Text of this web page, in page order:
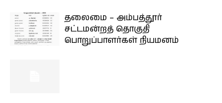
தலைமை – அம்பத்தூர்
சட்டமன்றத் தொகுதி
பொறுப்பாளர்கள் நியமனம்